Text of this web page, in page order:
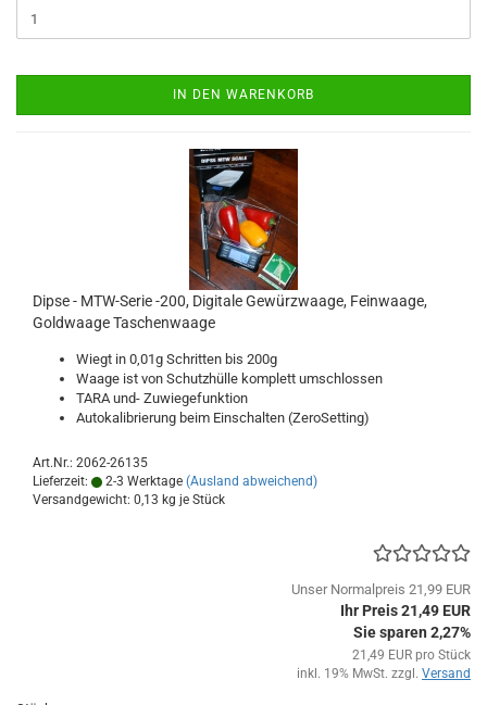
IN DEN WARENKORB
Dipse - MTW-Serie -200, Digitale Gewürzwaage, Feinwaage,
Goldwaage Taschenwaage
Wiegt in 0,01g Schritten bis 200g
Waage ist von Schutzhülle komplett umschlossen
TARA und- Zuwiegefunktion
Autokalibrierung beim Einschalten (ZeroSetting)
Art.Nr.: 2062-26135
Lieferzeit:
2-3 Werktage (Ausland abweichend)
Versandgewicht: 0,13 kg je Stück
Unser Normalpreis 21,99 EUR
Ihr Preis 21,49 EUR
Sie sparen 2,27%
21,49 EUR pro Stück
inkl. 19% MwSt. zzgl. Versand